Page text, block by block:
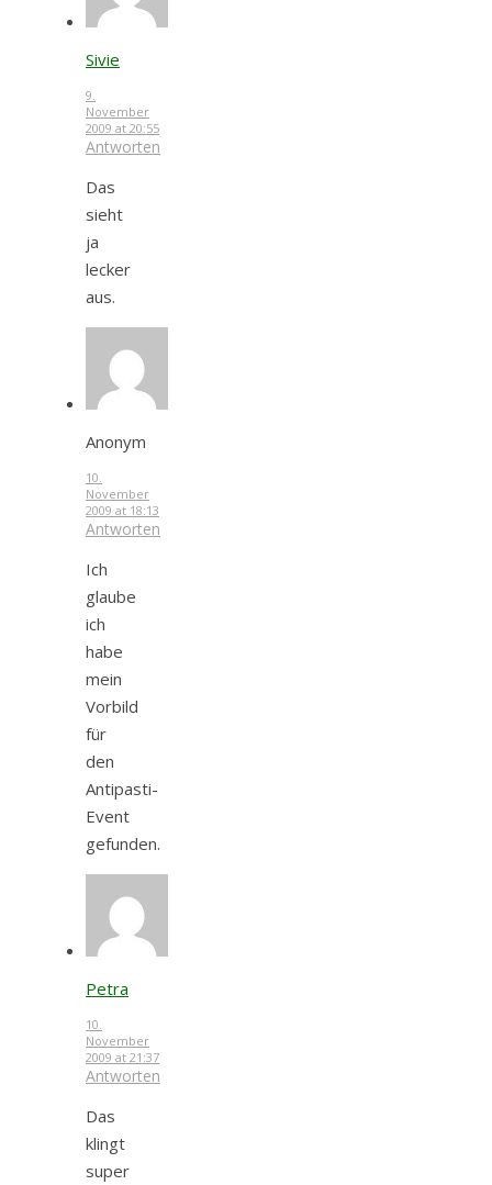
Sivie
9.
November
2009 at 20:55
Antworten
Das
sieht
ja
lecker
aus.
Anonym
10.
November
2009 at 18:13
Antworten
Ich
glaube
ich
habe
mein
Vorbild
für
den
Antipasti-
Event
gefunden.
Petra
10.
November
2009 at 21:37
Antworten
Das
klingt
super